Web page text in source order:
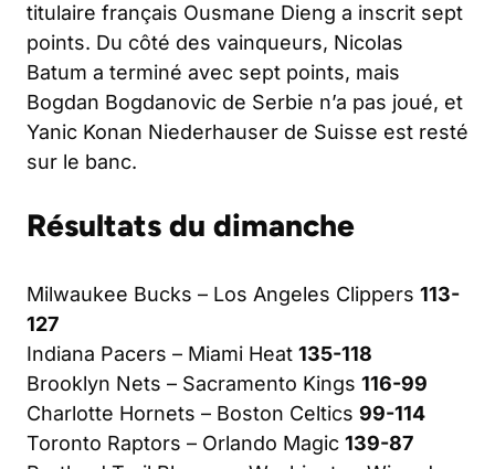
titulaire français Ousmane Dieng a inscrit sept
points. Du côté des vainqueurs, Nicolas
Batum a terminé avec sept points, mais
Bogdan Bogdanovic de Serbie n’a pas joué, et
Yanic Konan Niederhauser de Suisse est resté
sur le banc.
Résultats du dimanche
Milwaukee Bucks – Los Angeles Clippers 113-
127
Indiana Pacers – Miami Heat 135-118
Brooklyn Nets – Sacramento Kings 116-99
Charlotte Hornets – Boston Celtics 99-114
Toronto Raptors – Orlando Magic 139-87